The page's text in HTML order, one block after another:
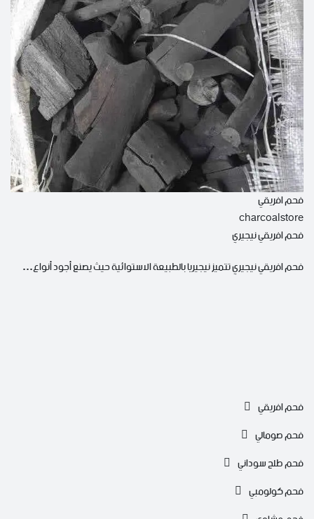
فحم افريقي
charcoalstore
فحم افريقي نيجيري
فحم افريقي نيجيري تتميز نيجيريا بالطبيعة الاستوائية حيث يصنع أجود أنواع…
فحم افريقي
فحم صومالي
فحم طلح سوداني
فحم كولومبي